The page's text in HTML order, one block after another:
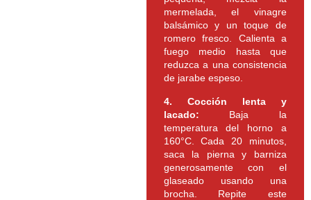
mermelada, el vinagre
balsámico y un toque de
romero fresco. Calienta a
fuego medio hasta que
reduzca a una consistencia
de jarabe espeso.
4. Cocción lenta y
lacado: Baja la
temperatura del horno a
160°C. Cada 20 minutos,
saca la pierna y barniza
generosamente con el
glaseado usando una
brocha. Repite este